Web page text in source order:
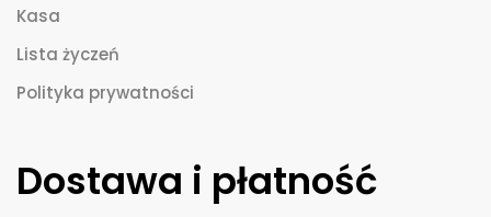
Kasa
Lista życzeń
Polityka prywatności
Dostawa i płatność